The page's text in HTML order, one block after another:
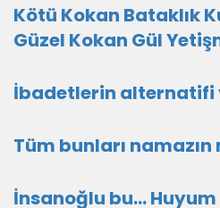
Kötü Kokan Bataklık
Güzel Kokan Gül
İbadetlerin alternatifi
Tüm bunları
İnsanoğlu bu… Huyum